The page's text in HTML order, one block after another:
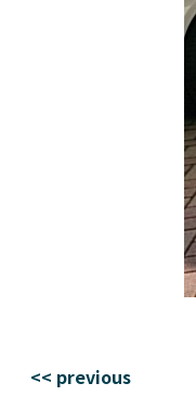
<< previous